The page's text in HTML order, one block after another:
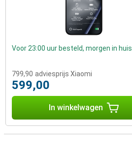
Voor 23:00 uur besteld, morgen in huis
799,90 adviesprijs Xiaomi
599,00
In winkelwagen